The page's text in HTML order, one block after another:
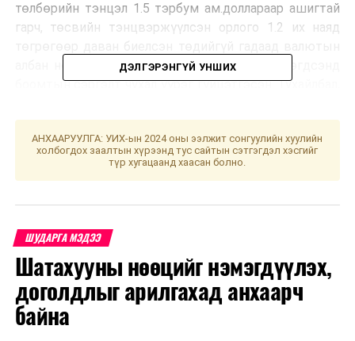
төлбөрийн тэнцэл 1.5 тэрбум ам.доллараар ашигтай
гарч, төсвийн тэнцвэржүүлсэн орлого 1.2 их наяд
албан нөөц 4.9 тэрбум ам.доллар болж нэмэгдсэнд
боомтын сэргэлт чухал үүрэг гүйцэтгэсэн. Тухайлбал,
худалдааг эхлүүлснээр Монгол Улс анх удаа ковидын
өмнөх үе буюу 2019 онд 36.6 сая тонн нүүрс
экпортолж байсан үзүүлэлтээ ахиулж 2023 онд 69.6
сая тонн нүүрс экспортоллоо” гэж хэллээ.
ДЭЛГЭРЭНГҮЙ УНШИХ
АНХААРУУЛГА: УИХ-ын 2024 оны ээлжит сонгуулийн хуулийн
холбогдох заалтын хүрээнд тус сайтын сэтгэгдэл хэсгийг
түр хугацаанд хаасан болно.
ШУДАРГА МЭДЭЭ
Шатахууны нөөцийг нэмэгдүүлэх,
доголдлыг арилгахад анхаарч
байна